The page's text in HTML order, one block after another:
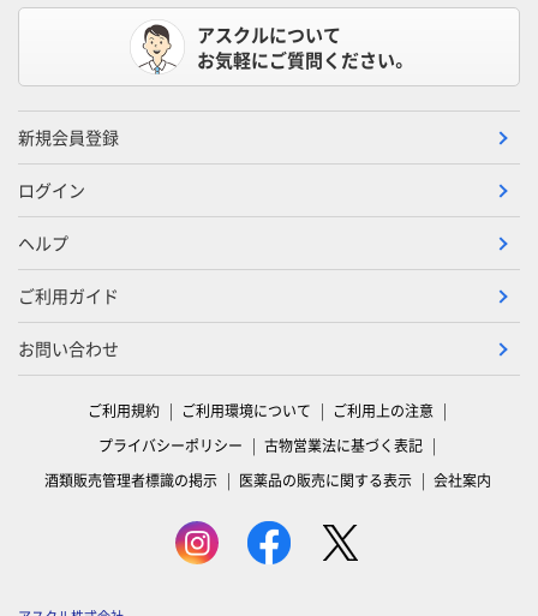
アスクルについて
お気軽にご質問ください。
新規会員登録
ログイン
ヘルプ
ご利用ガイド
お問い合わせ
ご利用規約 ご利用環境について
ご利用上の注意
プライバシーポリシー
古物営業法に基づく表記
酒類販売管理者標識の掲示
医薬品の販売に関する表示 会社案内